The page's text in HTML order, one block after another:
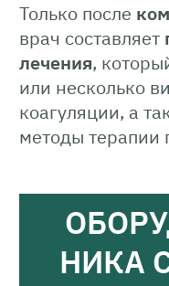
Только после
врач составляет
лечения,
или несколько
коагуляции, а
методы терапии
НИКА